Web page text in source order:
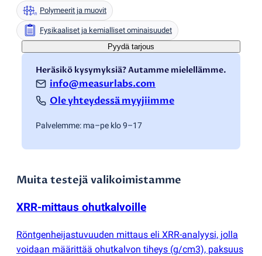
Polymeerit ja muovit
Fysikaaliset ja kemialliset ominaisuudet
Pyydä tarjous
Heräsikö kysymyksiä? Autamme mielellämme.
info@measurlabs.com
Ole yhteydessä myyjiimme
Palvelemme: ma–pe klo 9–17
Muita testejä valikoimistamme
XRR-mittaus ohutkalvoille
Röntgenheijastuvuuden mittaus eli XRR-analyysi, jolla
voidaan määrittää ohutkalvon tiheys (g/cm3), paksuus